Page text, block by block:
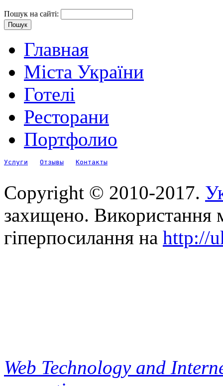
Пошук на сайті:
Главная
Міста України
Готелі
Ресторани
Портфолио
Услуги Отзывы Контакты
Copyright © 2010-2017.
захищено. Використання
гіперпосилання на http://
Web Technology and